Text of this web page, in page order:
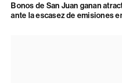
Bonos de San Juan ganan
ante la escasez de emisiones